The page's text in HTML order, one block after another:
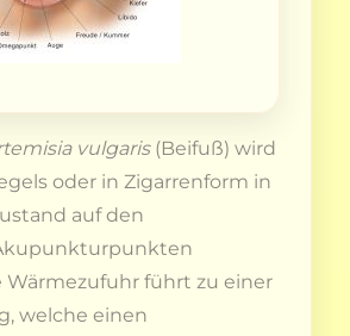
vulgaris(Beifuß) wird
oder in Zigarrenform in
auf den
Wärmezufuhr führt zu einer
welche einen